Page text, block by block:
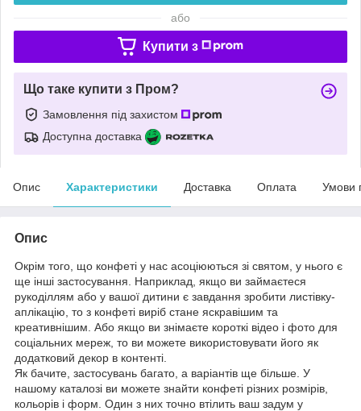
або
Купити з
Що таке купити з Пром?
Замовлення під захистом
Доступна доставка
Опис Характеристики Доставка Оплата Умови
Опис
Окрім того, що конфеті у нас асоціюються зі святом, у нього є
ще інші застосування. Наприклад, якщо ви займаєтеся
рукоділлям або у вашої дитини є завдання зробити листівку-
аплікацію, то з конфеті виріб стане яскравішим та
креативнішим. Або якщо ви знімаєте короткі відео і фото для
соціальних мереж, то ви можете використовувати його як
додатковий декор в контенті.
Як бачите, застосувань багато, а варіантів ще більше. У
нашому каталозі ви можете знайти конфеті різних розмірів,
кольорів і форм. Один з них точно втілить ваш задум у